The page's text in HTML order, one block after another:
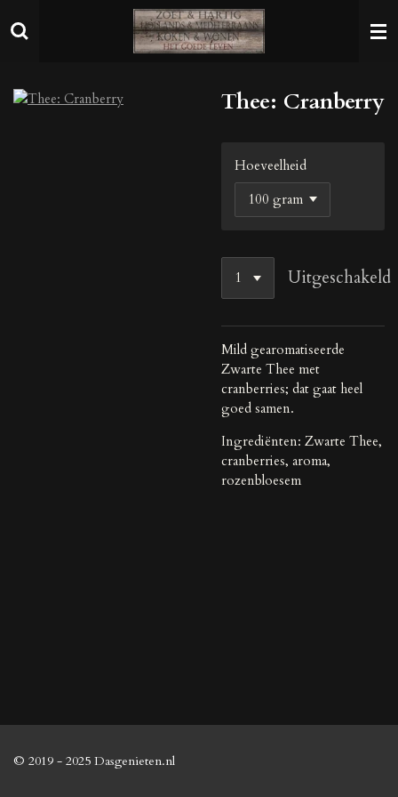
direct
hoofdinhoud
Thee: Cranberry
Hoeveelheid
Uitgeschakeld
Mild gearomatiseerde
Zwarte Thee met
cranberries; dat gaat heel
goed samen.
Ingrediënten: Zwarte Thee,
cranberries, aroma,
rozenbloesem
© 2019 - 2025 Dasgenieten.nl